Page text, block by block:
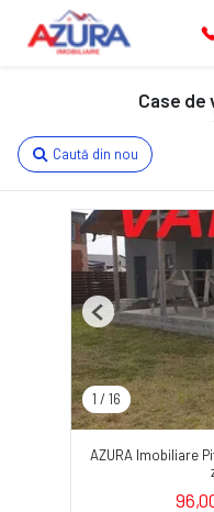
Case de
Caută din nou
1 / 16
Previous
AZURA Imobiliare